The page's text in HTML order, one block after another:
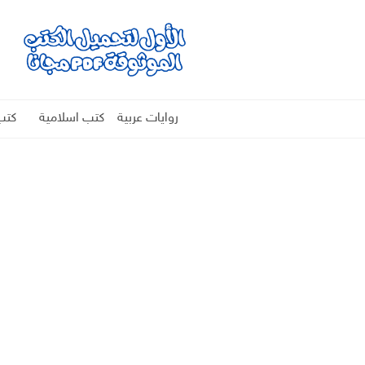
روايات عربية كتب اسلامية